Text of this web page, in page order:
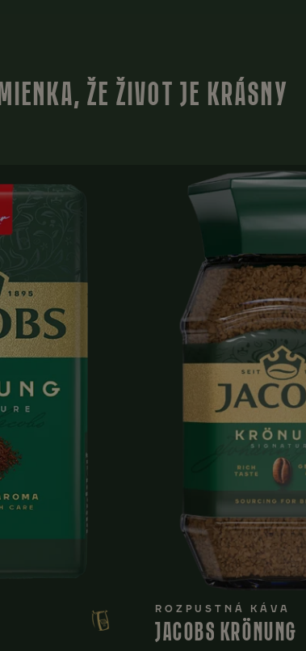
ŽE ŽIVOT JE KRÁSNY
ROZPUSTNÁ KÁVA
JACOBS KRÖNUNG